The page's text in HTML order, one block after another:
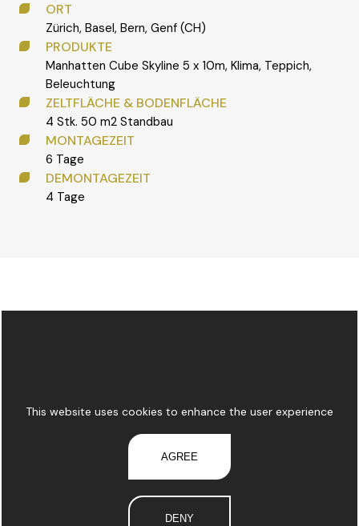
ORT
Zürich, Basel, Bern, Genf (CH)
PRODUKTE
Manhatten Cube Skyline 5 x 10m, Klima, Teppich,
Beleuchtung
ZELTFLÄCHE & BODENFLÄCHE
4 Stk. 50 m2 Standbau
MONTAGEZEIT
6 Tage
DEMONTAGEZEIT
4 Tage
This website uses cookies to enhance the user experience
AGREE
DENY